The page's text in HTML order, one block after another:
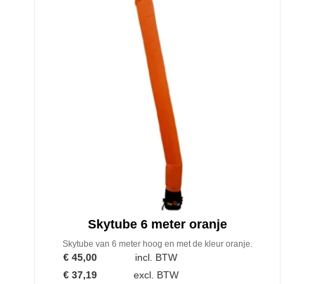
Skytube 6 meter oranje
Skytube van 6 meter hoog en met de kleur oranje.
€ 45,00
incl. BTW
€ 37,19 excl. BTW